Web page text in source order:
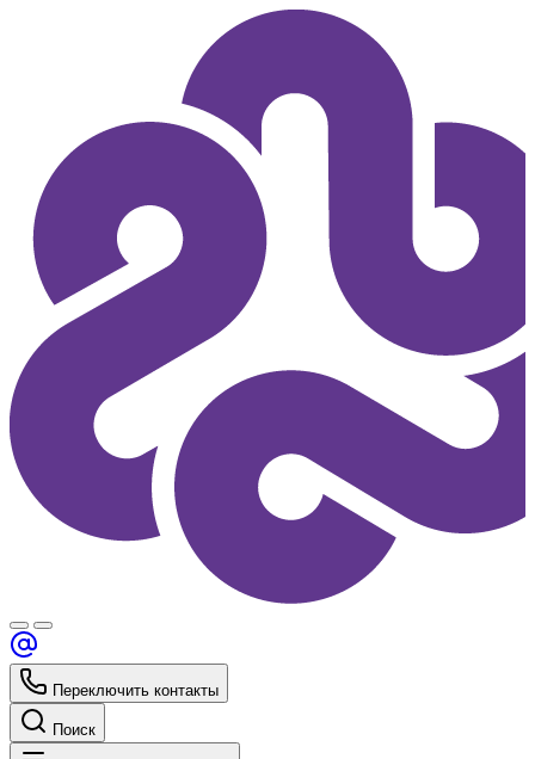
Переключить контакты
Поиск